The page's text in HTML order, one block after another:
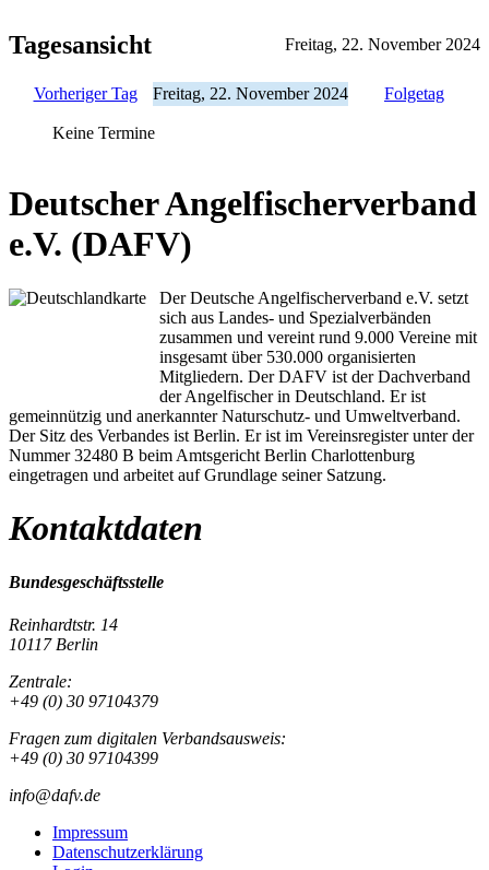
Tagesansicht Freitag, 22. November 2024
Vorheriger Tag Freitag, 22. November 2024 Folgetag
Keine Termine
Deutscher Angelfischerverband
e.V. (DAFV)
Der Deutsche Angelfischerverband e.V. setzt
sich aus Landes- und Spezialverbänden
zusammen und vereint rund 9.000 Vereine mit
insgesamt über 530.000 organisierten
Mitgliedern. Der DAFV ist der Dachverband
der Angelfischer in Deutschland. Er ist
gemeinnützig und anerkannter Naturschutz- und Umweltverband.
Der Sitz des Verbandes ist Berlin. Er ist im Vereinsregister unter der
Nummer 32480 B beim Amtsgericht Berlin Charlottenburg
eingetragen und arbeitet auf Grundlage seiner Satzung.
Kontaktdaten
Bundesgeschäftsstelle
Reinhardtstr. 14
10117 Berlin
Zentrale:
+49 (0) 30 97104379
Fragen zum digitalen Verbandsausweis:
+49 (0) 30 97104399
info@dafv.de
Impressum
Datenschutzerklärung